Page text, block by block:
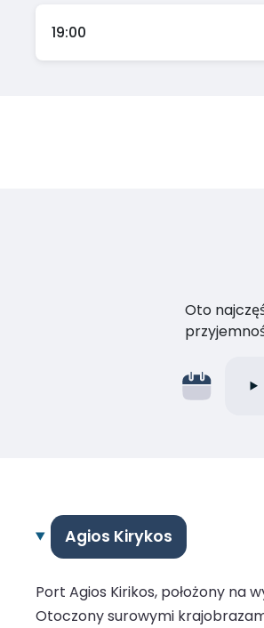
19:00
Oto
Agios Kirykos
Port Agios Kirikos, położony
Otoczony surowymi